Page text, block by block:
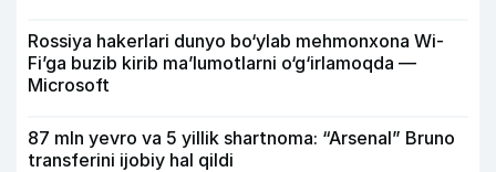
Rossiya hakerlari dunyo bo‘ylab mehmonxona Wi-
Fi’ga buzib kirib ma’lumotlarni o‘g‘irlamoqda —
Microsoft
87 mln yevro va 5 yillik shartnoma: “Arsenal” Bruno
transferini ijobiy hal qildi